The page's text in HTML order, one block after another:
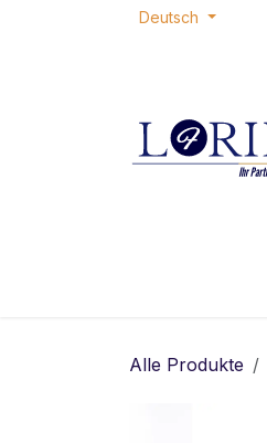
Zum Inhalt springenDeutsch
Alle Produkte